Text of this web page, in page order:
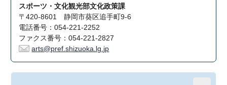
スポーツ・文化観光部文化政策課
〒420-8601 静岡市葵区追手町9-6
電話番号：054-221-2252
ファクス番号：054-221-2827
arts@pref.shizuoka.lg.jp